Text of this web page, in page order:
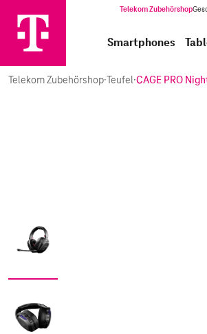
Telekom Zubehörshop
Smartphones
Telekom Zubehörshop·Teufel·CAGE PRO